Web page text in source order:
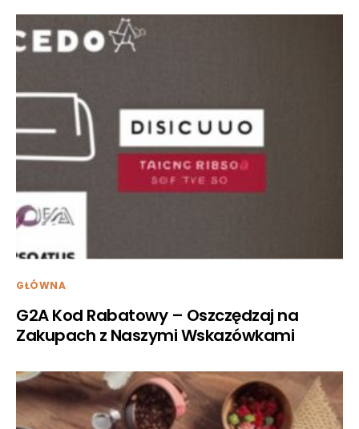
GŁÓWNA
G2A Kod Rabatowy – Oszczędzaj na
Zakupach z Naszymi Wskazówkami